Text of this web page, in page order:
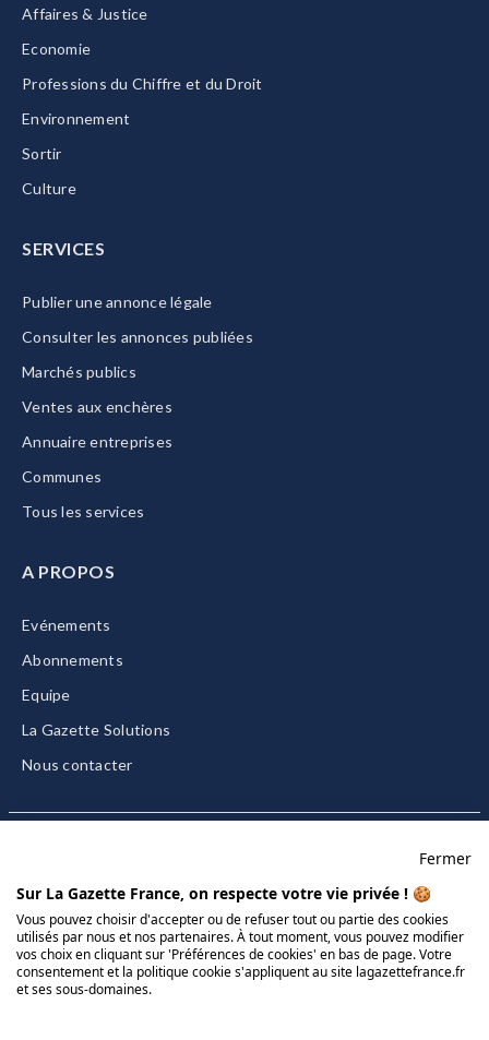
Affaires & Justice
Economie
Professions du Chiffre et du Droit
Environnement
Sortir
Culture
SERVICES
Publier une annonce légale
Consulter les annonces publiées
Marchés publics
Ventes aux enchères
Annuaire entreprises
Communes
Tous les services
A PROPOS
Evénements
Abonnements
Equipe
La Gazette Solutions
Nous contacter
CGU/CGV
Données personnelles
Charte sur les cookies
Fermer
Sur La Gazette France, on respecte votre vie privée ! 🍪
Vous pouvez choisir d'accepter ou de refuser tout ou partie des cookies
utilisés par nous et nos partenaires. À tout moment, vous pouvez modifier
vos choix en cliquant sur 'Préférences de cookies' en bas de page. Votre
consentement et la politique cookie s'appliquent au site lagazettefrance.fr
et ses sous-domaines.